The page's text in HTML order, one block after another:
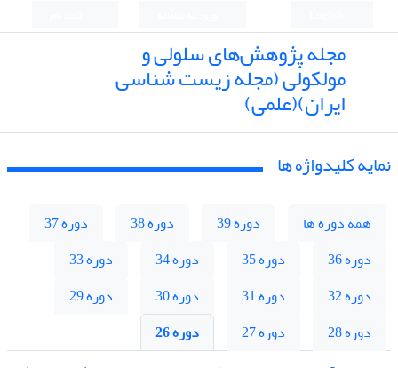
مجله پژوهش‌های سلولی و
مولکولی (مجله زیست شناسی
ایران)(علمی)
نمایه کلیدواژه ها
همه دوره ها دوره 39 دوره 38
دوره 37
دوره 36
دوره 35 دوره 34
دوره 33
دوره 32
دوره 31 دوره 30
دوره 29
دوره 28
دوره 27 دوره 26